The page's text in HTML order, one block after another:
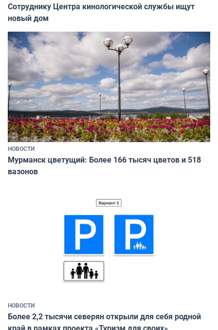
Сотруднику Центра кинологической службы ищут
новый дом
НОВОСТИ
Мурманск цветущий: Более 166 тысяч цветов и 518
вазонов
НОВОСТИ
Более 2,2 тысячи северян открыли для себя родной